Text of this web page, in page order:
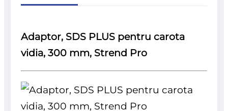
Adaptor, SDS PLUS pentru carota
vidia, 300 mm, Strend Pro